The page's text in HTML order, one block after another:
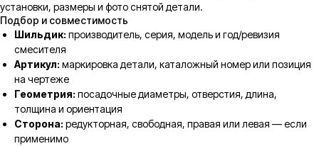
установки, размеры и фото снятой детали.
Подбор и совместимость
Шильдик: производитель, серия, модель и год/ревизия
смесителя
Артикул: маркировка детали, каталожный номер или позиция
на чертеже
Геометрия: посадочные диаметры, отверстия, длина,
толщина и ориентация
Сторона: редукторная, свободная, правая или левая — если
применимо